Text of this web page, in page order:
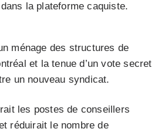
la plateforme caquiste.
ménage des structures de
et la tenue d’un vote secret
un nouveau syndicat.
les postes de conseillers
réduirait le nombre de